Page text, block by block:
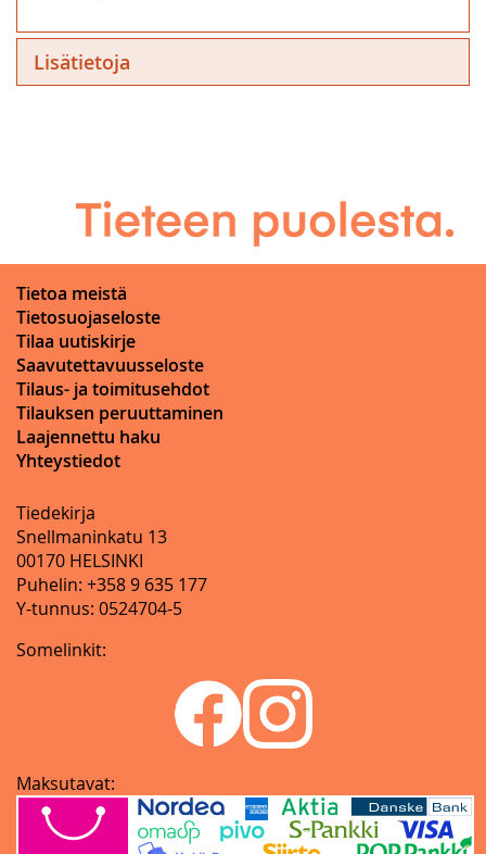
Lisätietoja
Tietoa meistä
Tietosuojaseloste
Tilaa uutiskirje
Saavutettavuusseloste
Tilaus- ja toimitusehdot
Tilauksen peruuttaminen
Laajennettu haku
Yhteystiedot
Tiedekirja
Snellmaninkatu 13
00170 HELSINKI
Puhelin: +358 9 635 177
Y-tunnus: 0524704-5
Somelinkit:
Maksutavat: